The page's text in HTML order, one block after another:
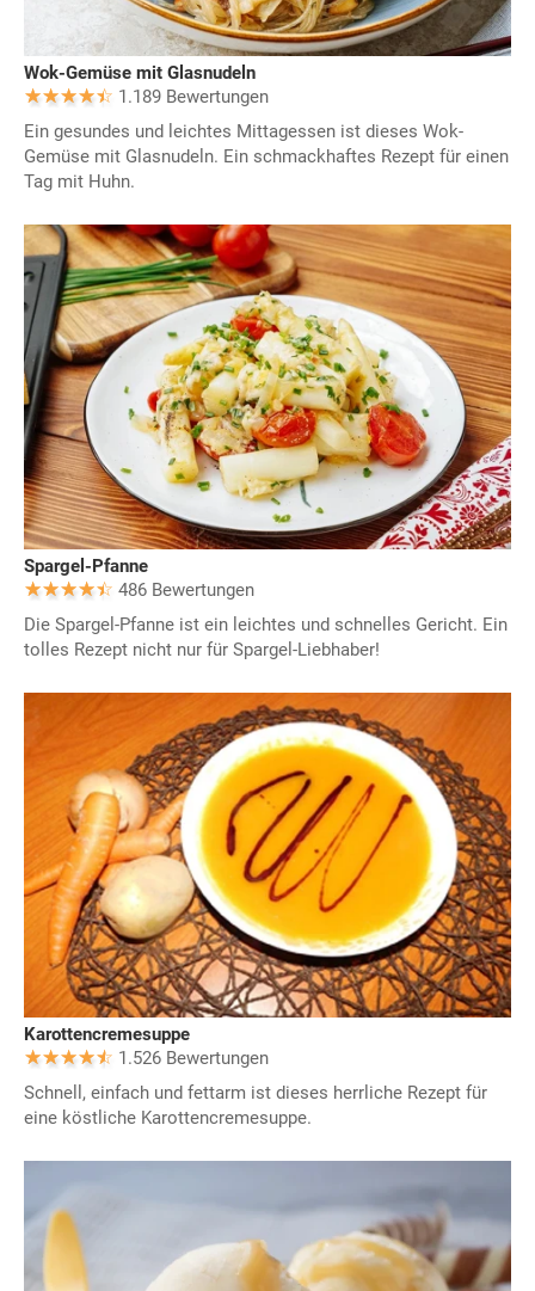
Wok-Gemüse mit Glasnudeln
1.189 Bewertungen
Ein gesundes und leichtes Mittagessen ist dieses Wok-
Gemüse mit Glasnudeln. Ein schmackhaftes Rezept für einen
Tag mit Huhn.
Spargel-Pfanne
486 Bewertungen
Die Spargel-Pfanne ist ein leichtes und schnelles Gericht. Ein
tolles Rezept nicht nur für Spargel-Liebhaber!
Karottencremesuppe
1.526 Bewertungen
Schnell, einfach und fettarm ist dieses herrliche Rezept für
eine köstliche Karottencremesuppe.